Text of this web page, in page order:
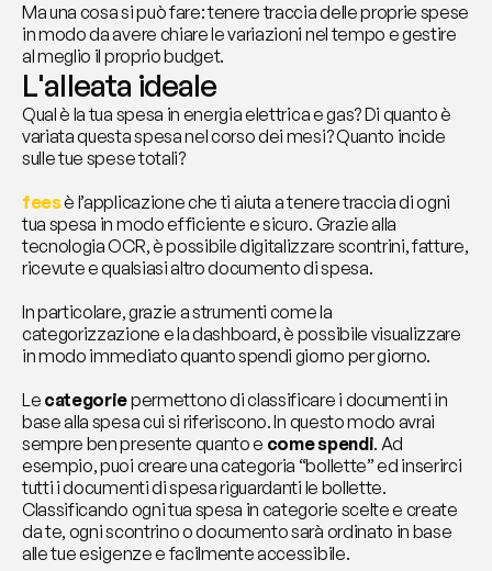
Ma una cosa si può fare: tenere traccia delle proprie spese
in modo da avere chiare le variazioni nel tempo e gestire
al meglio il proprio budget.
L'alleata ideale
Qual è la tua spesa in energia elettrica e gas? Di quanto è
variata questa spesa nel corso dei mesi? Quanto incide
sulle tue spese totali?
fees è l’applicazione che ti aiuta a tenere traccia di ogni
tua spesa in modo efficiente e sicuro. Grazie alla
tecnologia OCR, è possibile digitalizzare scontrini, fatture,
ricevute e qualsiasi altro documento di spesa.
In particolare, grazie a strumenti come la
categorizzazione e la dashboard, è possibile visualizzare
in modo immediato quanto spendi giorno per giorno.
Le categorie permettono di classificare i documenti in
base alla spesa cui si riferiscono. In questo modo avrai
sempre ben presente quanto e comespendi. Ad
esempio, puoi creare una categoria “bollette” ed inserirci
tutti i documenti di spesa riguardanti le bollette.
Classificando ogni tua spesa in categorie scelte e create
da te, ogni scontrino o documento sarà ordinato in base
alle tue esigenze e facilmente accessibile.